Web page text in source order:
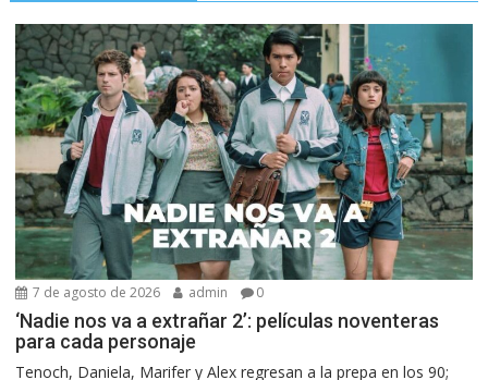
7 de agosto de 2026 admin 0
‘Nadie nos va a extrañar 2’: películas noventeras
para cada personaje
Tenoch, Daniela, Marifer y Alex regresan a la prepa en los 90;